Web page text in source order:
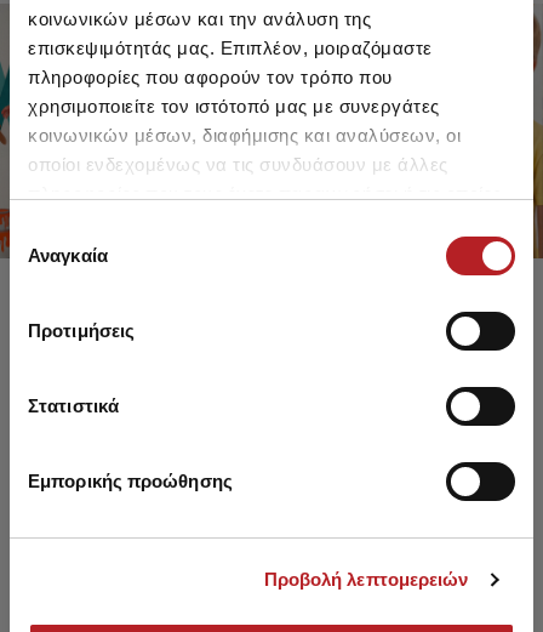
κοινωνικών μέσων και την ανάλυση της
επισκεψιμότητάς μας. Επιπλέον, μοιραζόμαστε
πληροφορίες που αφορούν τον τρόπο που
χρησιμοποιείτε τον ιστότοπό μας με συνεργάτες
κοινωνικών μέσων, διαφήμισης και αναλύσεων, οι
οποίοι ενδεχομένως να τις συνδυάσουν με άλλες
των υπηρεσιών τους.
Επιλογή
συγκατάθεσης
Αναγκαία
Προτιμήσεις
Στατιστικά
Εμπορικής προώθησης
Προβολή λεπτομερειών
FOR GIRLS
UP TO -30%
SHOP SALE
FOR BOYS
UP TO -30%
SHOP SALE